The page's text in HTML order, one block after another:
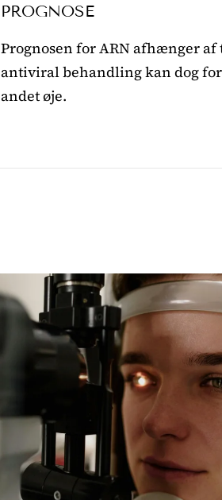
PROGNOSE
Prognosen for ARN afhænger
antiviral behandling kan dog
andet øje.